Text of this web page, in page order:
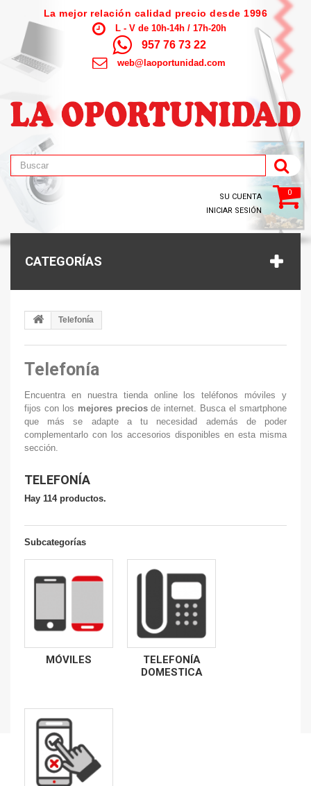
La mejor relación calidad precio desde 1996
L - V de 10h-14h / 17h-20h
957 76 73 22
web@laoportunidad.com
0
SU CUENTA
INICIAR SESIÓN
CATEGORÍAS
Telefonía
Telefonía
Encuentra en nuestra tienda online los teléfonos móviles y
fijos con los mejores preciosde internet. Busca el smartphone
que más se adapte a tu necesidad además de poder
complementarlo con los accesorios disponibles en esta misma
sección.
TELEFONÍA
Hay 114 productos.
Subcategorías
MÓVILES
TELEFONÍA
DOMESTICA